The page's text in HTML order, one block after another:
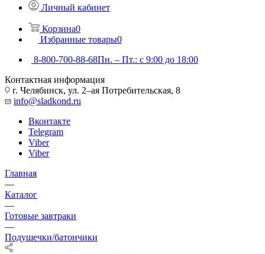
Личный кабинет
Корзина0
Избранные товары0
8-800-700-88-68Пн. – Пт.: с 9:00 до 18:00
Контактная информация
г. Челябинск, ул. 2–ая Потребительская, 8
info@sladkond.ru
Вконтакте
Telegram
Viber
Viber
Главная
—
Каталог
—
Готовые завтраки
—
Подушечки/батончики